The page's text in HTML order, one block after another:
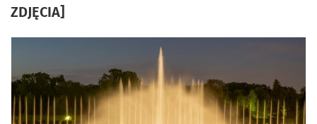
ZDJĘCIA]